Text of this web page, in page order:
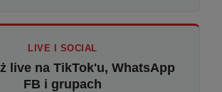
LIVE I SOCIAL
live na TikTok'u, WhatsApp
FB i grupach